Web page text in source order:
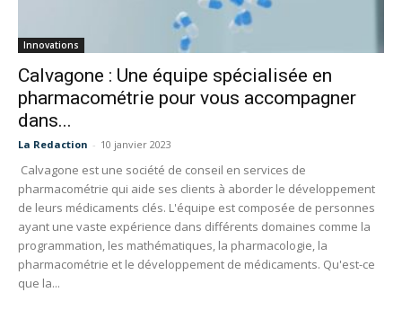
Innovations
Calvagone : Une équipe spécialisée en
pharmacométrie pour vous accompagner
dans...
La Redaction - 10 janvier 2023
Calvagone est une société de conseil en services de
pharmacométrie qui aide ses clients à aborder le développement
de leurs médicaments clés. L'équipe est composée de personnes
ayant une vaste expérience dans différents domaines comme la
programmation, les mathématiques, la pharmacologie, la
pharmacométrie et le développement de médicaments. Qu'est-ce
que la...